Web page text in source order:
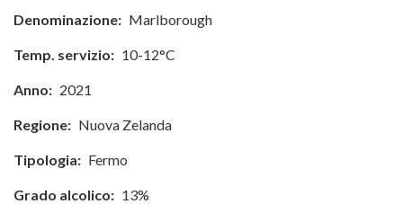
Denominazione: Marlborough
Temp. servizio: 10-12°C
Anno: 2021
Regione: Nuova Zelanda
Tipologia: Fermo
Grado alcolico: 13%